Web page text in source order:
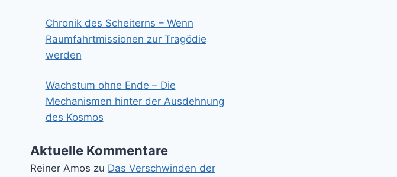
Chronik des Scheiterns – Wenn
Raumfahrtmissionen zur Tragödie
werden
Wachstum ohne Ende – Die
Mechanismen hinter der Ausdehnung
des Kosmos
Aktuelle Kommentare
Reiner Amos zu Das Verschwinden der